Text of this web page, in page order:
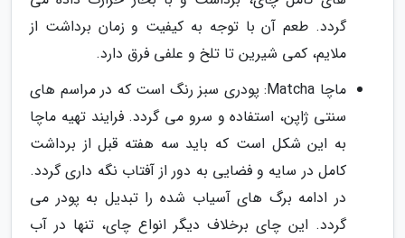
گردد. طعم آن با توجه به کیفیت و زمان برداشت از
ملایم، کمی شیرین تا تلخ و علفی فرق دارد.
ماچا Matcha: پودری سبز رنگ است که در مراسم های
سنتی ژاپن، استفاده و سرو می گردد. فرایند تهیه ماچا
به این شکل است که باید سه هفته قبل از برداشت
کامل در سایه و فضایی به دور از آفتاب نگه داری گردد.
در ادامه برگ های آسیاب شده را تبدیل به پودر می
گردد. این چای برخلاف دیگر انواع چای، تنها در آب